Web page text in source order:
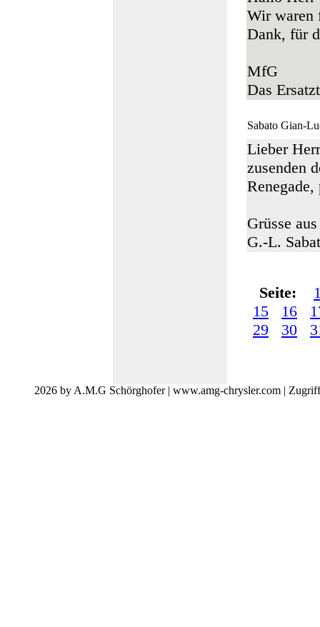
Wir waren
Dank, für
MfG
Das
Sabato Gian-
Lieber
zusenden
Grüsse
G.-L.
Seite:
15
16
29
30
2026 by A.M.G Schörghofer | www.amg-chrysler.com |